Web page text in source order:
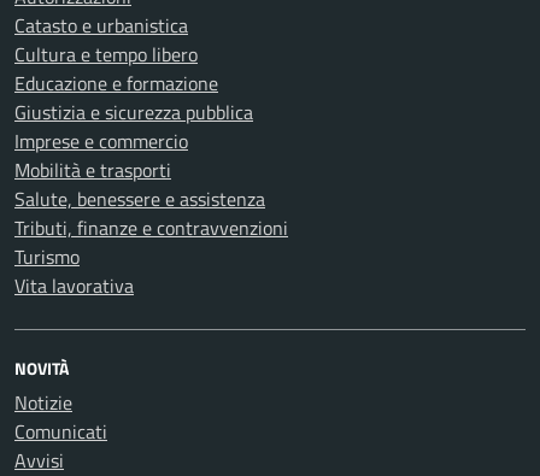
Catasto e urbanistica
Cultura e tempo libero
Educazione e formazione
Giustizia e sicurezza pubblica
Imprese e commercio
Mobilità e trasporti
Salute, benessere e assistenza
Tributi, finanze e contravvenzioni
Turismo
Vita lavorativa
NOVITÀ
Notizie
Comunicati
Avvisi